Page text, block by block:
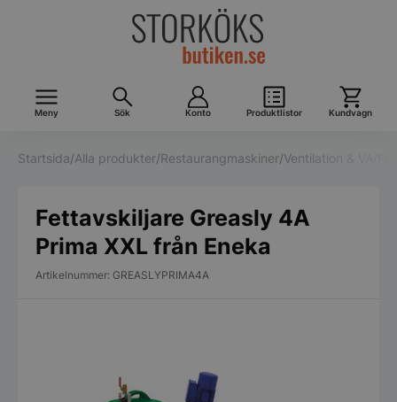
Meny Sök Konto Produktlistor Kundvagn
Startsida/Alla produkter/Restaurangmaskiner/Ventilation & VA
Fettavskiljare Greasly 4A
Prima XXL från Eneka
Artikelnummer: GREASLYPRIMA4A